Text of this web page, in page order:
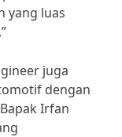
yang luas
juga
dengan
Irfan